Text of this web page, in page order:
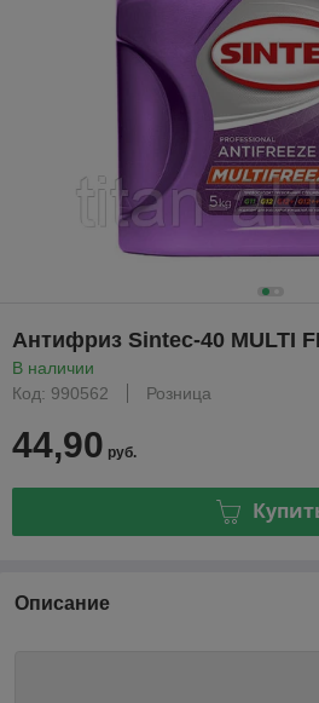
Антифриз Sintec-40 MULTI
В наличии
Код: 990562
Розница
44,90 руб.
Описание